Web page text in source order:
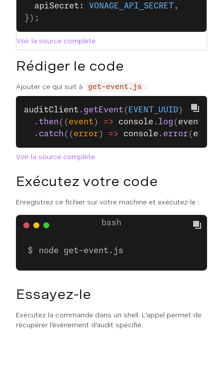
  apiSecret:
VONAGE_API_SECRET,
});
Voir la source complète
Rédiger le code
Ajouter ce qui suit à get-event.js :
auditClient . getEvent ( EVENT_UUID )
  .
then (( event ) => console . log ( event
  .
catch (( error ) => console . error ( error
Voir la source complète
Exécutez votre code
Enregistrez ce fichier sur votre machine et exécutez-le :
node get-event.js
Essayez-le
Exécutez la commande dans un shell. L'appel permet de
récupérer l'événement d'audit spécifié.